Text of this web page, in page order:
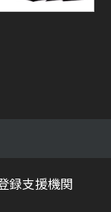
録支援機関